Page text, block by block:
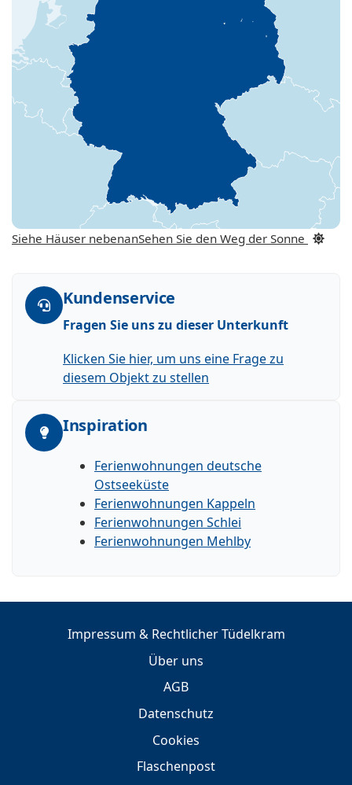
Siehe Häuser nebenanSehen Sie den Weg der Sonne
Kundenservice
Fragen Sie uns zu dieser Unterkunft
Klicken Sie hier, um uns eine Frage zu
diesem Objekt zu stellen
Inspiration
Ferienwohnungen deutsche
Ostseeküste
Ferienwohnungen Kappeln
Ferienwohnungen Schlei
Ferienwohnungen Mehlby
Impressum & Rechtlicher Tüdelkram
Über uns
AGB
Datenschutz
Cookies
Flaschenpost